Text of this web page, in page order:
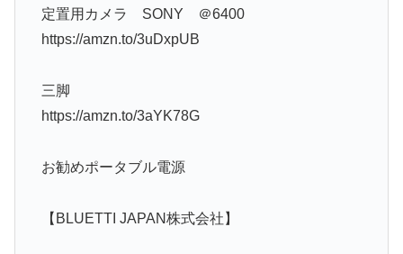
定置用カメラ SONY ＠6400
https://amzn.to/3uDxpUB
三脚
https://amzn.to/3aYK78G
お勧めポータブル電源
【BLUETTI JAPAN株式会社】